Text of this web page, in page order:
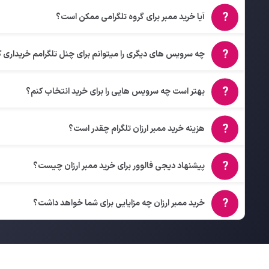
آیا خرید ممبر برای گروه تلگرامی ممکن است؟
چه سرویس های دیگری را میتوانم برای چنل تلگرامم خریداری
بهتر است چه سرویس هایی را برای خرید انتخاب کنم؟
هزینه خرید ممبر ارزان تلگرام چقدر است؟
پیشنهاد دیجی فالوور برای خرید ممبر ارزان چیست؟
خرید ممبر ارزان چه مزایایی برای شما خواهد داشت؟